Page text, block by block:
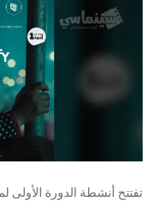
Email
تفتتح أنشطة الدورة الأولى